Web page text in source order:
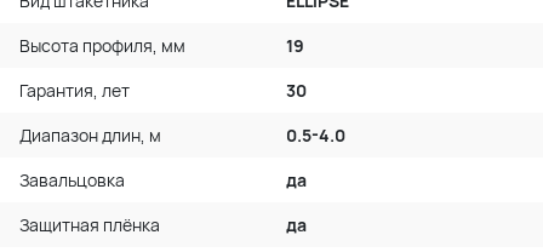
Высота профиля, мм
19
Гарантия, лет
30
Диапазон длин, м
0.5-4.0
Завальцовка
да
Защитная плёнка
да